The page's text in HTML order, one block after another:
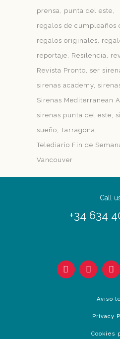
prensa
punta del este
regalos de cumpleaños
regalos originales
reportaje
Resilencia
Revista Pronto
ser
sirenas academy
Sirenas Mediterranean
sirenas punta del este
sueño Tarragona
Telediario Fin de
Vancouver
Call
+34 634
Aviso
Privacy
Cookies